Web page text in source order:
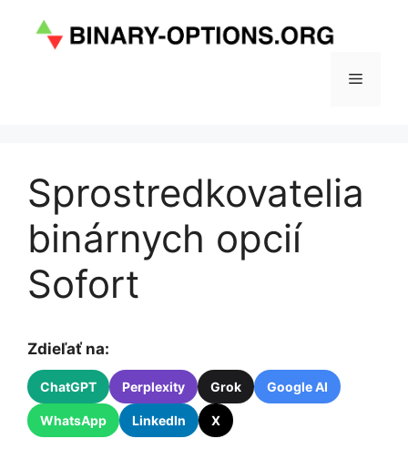
Menu
Sprostredkovatelia
binárnych opcií
Sofort
Zdieľať na:
ChatGPT Perplexity Grok Google AI
WhatsApp LinkedIn X